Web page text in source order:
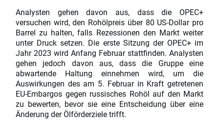
Analysten gehen davon aus, dass die OPEC+
versuchen wird, den Rohölpreis über 80 US-Dollar pro
Barrel zu halten, falls Rezessionen den Markt weiter
unter Druck setzen. Die erste Sitzung der OPEC+ im
Jahr 2023 wird Anfang Februar stattfinden. Analysten
gehen jedoch davon aus, dass die Gruppe eine
abwartende Haltung einnehmen wird, um die
Auswirkungen des am 5. Februar in Kraft getretenen
EU-Embargos gegen russisches Rohöl auf den Markt
zu bewerten, bevor sie eine Entscheidung über eine
Änderung der Ölförderziele trifft.